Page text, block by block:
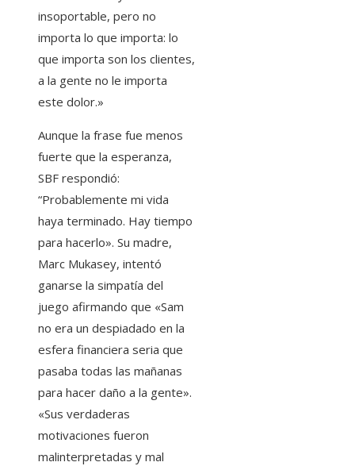
insoportable, pero no
importa lo que importa: lo
que importa son los clientes,
a la gente no le importa
este dolor.»
Aunque la frase fue menos
fuerte que la esperanza,
SBF respondió:
“Probablemente mi vida
haya terminado. Hay tiempo
para hacerlo». Su madre,
Marc Mukasey, intentó
ganarse la simpatía del
juego afirmando que «Sam
no era un despiadado en la
esfera financiera seria que
pasaba todas las mañanas
para hacer daño a la gente».
«Sus verdaderas
motivaciones fueron
malinterpretadas y mal